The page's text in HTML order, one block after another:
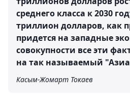
среднего класса к 2030
триллион долларов, как
придется на западные
совокупности все эти
на так называемый
Касым-Жомарт Токаев